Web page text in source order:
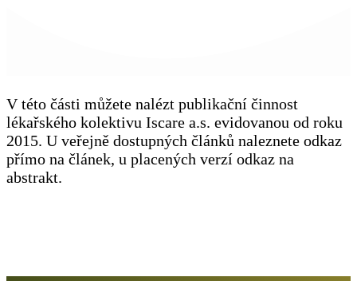
V této části můžete nalézt publikační činnost
lékařského kolektivu Iscare a.s. evidovanou od roku
2015. U veřejně dostupných článků naleznete odkaz
přímo na článek, u placených verzí odkaz na
abstrakt.